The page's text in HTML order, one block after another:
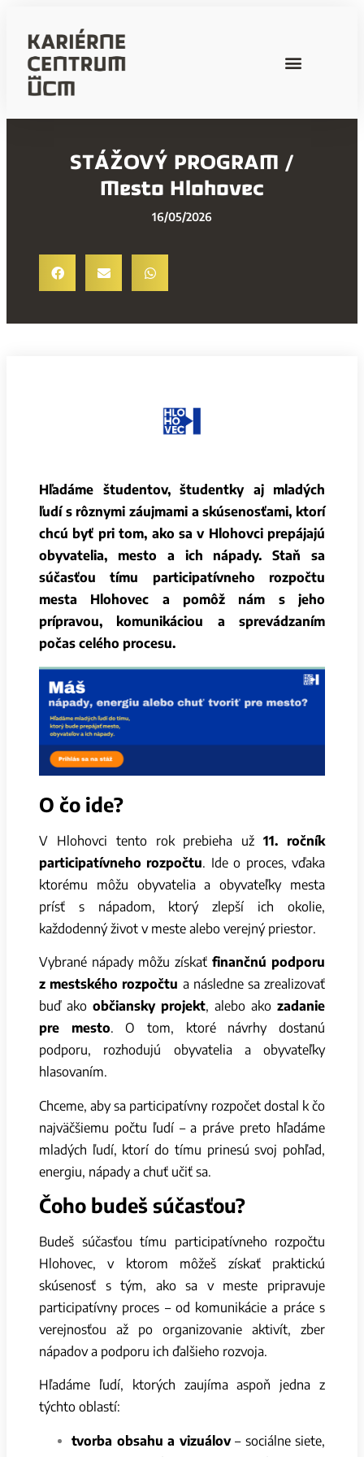
STÁŽOVÝ PROGRAM /
Mesto Hlohovec
16/05/2026
Hľadáme študentov, študentky aj mladých
ľudí s rôznymi záujmami a skúsenosťami, ktorí
chcú byť pri tom, ako sa v Hlohovci prepájajú
obyvatelia, mesto a ich nápady.
Staň sa
súčasťou tímu participatívneho rozpočtu
mesta Hlohovec a pomôž nám s jeho
prípravou, komunikáciou a sprevádzaním
počas celého procesu.
O čo ide?
V Hlohovci tento rok prebieha už11. ročník
participatívneho rozpočtu. Ide o proces, vďaka
ktorému môžu obyvatelia a obyvateľky mesta
prísť s nápadom, ktorý zlepší ich okolie,
každodenný život v meste alebo verejný priestor.
Vybrané nápady môžu získať finančnú podporu
z mestského rozpočtu a následne sa zrealizovať
buď ako občiansky projekt, alebo ako zadanie
pre mesto. O tom, ktoré návrhy dostanú
podporu, rozhodujú obyvatelia a obyvateľky
hlasovaním.
Chceme, aby sa participatívny rozpočet dostal k čo
najväčšiemu počtu ľudí – a práve preto hľadáme
mladých ľudí, ktorí do tímu prinesú svoj pohľad,
energiu, nápady a chuť učiť sa.
Čoho budeš súčasťou?
Budeš súčasťou tímu participatívneho rozpočtu
Hlohovec, v ktorom môžeš získať praktickú
skúsenosť s tým, ako sa v meste pripravuje
participatívny proces – od komunikácie a práce s
verejnosťou až po organizovanie aktivít, zber
nápadov a podporu ich ďalšieho rozvoja.
Hľadáme ľudí, ktorých zaujíma aspoň jedna z
týchto oblastí:
tvorba obsahu a vizuálov– sociálne siete,